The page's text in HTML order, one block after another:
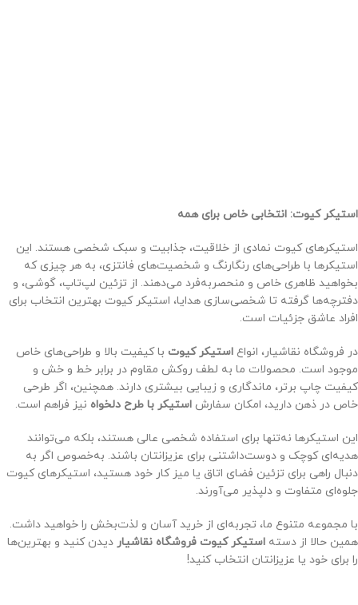
استیکر کیوت: انتخابی خاص برای همه
استیکرهای کیوت نمادی از خلاقیت، جذابیت و سبک شخصی هستند. این
استیکرها با طراحی‌های رنگارنگ و شخصیت‌های فانتزی، به هر چیزی که
بخواهید ظاهری خاص و منحصربه‌فرد می‌دهند. از تزئین لپ‌تاپ، گوشی، و
دفترچه‌ها گرفته تا شخصی‌سازی هدایا، استیکر کیوت بهترین انتخاب برای
افراد عاشق جزئیات است.
در فروشگاه نقاشیار، انواع استیکر کیوت با کیفیت بالا و طراحی‌های خاص
موجود است. محصولات ما به لطف روکش مقاوم در برابر خط و خش و
کیفیت چاپ برتر، ماندگاری و زیبایی بیشتری دارند. همچنین، اگر طرحی
خاص در ذهن دارید، امکان سفارش استیکر با طرح دلخواه نیز فراهم است.
این استیکرها نه‌تنها برای استفاده شخصی عالی هستند، بلکه می‌توانند
هدیه‌ای کوچک و دوست‌داشتنی برای عزیزانتان باشند. به‌خصوص اگر به
دنبال راهی برای تزئین فضای اتاق یا میز کار خود هستید، استیکرهای کیوت
جلوه‌ای متفاوت و دلپذیر می‌آورند.
با مجموعه متنوع ما، تجربه‌ای از خرید آسان و لذت‌بخش را خواهید داشت.
همین حالا از دسته استیکر کیوت فروشگاه نقاشیار دیدن کنید و بهترین‌ها
را برای خود یا عزیزانتان انتخاب کنید!